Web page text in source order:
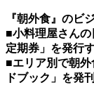
『朝外食』のビ
■小料理屋さん
定期券」を発行す
■エリア別で朝
ドブック」を発